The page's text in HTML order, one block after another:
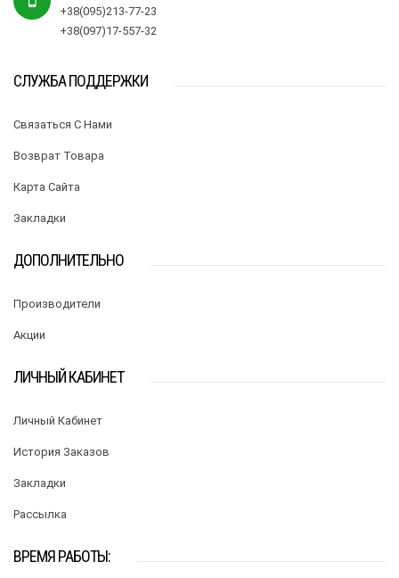
+38(095)213-77-23
+38(097)17-557-32
СЛУЖБА ПОДДЕРЖКИ
Связаться С Нами
Возврат Товара
Карта Сайта
Закладки
ДОПОЛНИТЕЛЬНО
Производители
Акции
ЛИЧНЫЙ КАБИНЕТ
Личный Кабинет
История Заказов
Закладки
Рассылка
ВРЕМЯ РАБОТЫ: